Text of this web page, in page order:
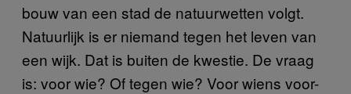
bouw van een stad de natuurwetten volgt.
Natuurlijk is er niemand tegen het leven van
een wijk. Dat is buiten de kwestie. De vraag
is: voor wie? Of tegen wie? Voor wiens voor-